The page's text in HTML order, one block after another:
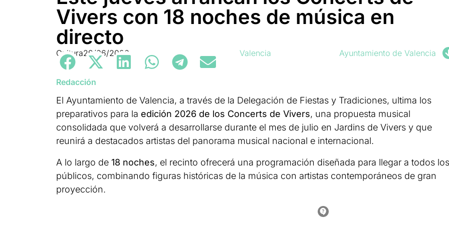
Vivers con 18 noches de música en
directo
Cultura29/06/2026 Valencia Ayuntamiento de Valencia
Redacción
El Ayuntamiento de Valencia, a través de la Delegación de Fiestas y Tradiciones, ultima los
preparativos para la edición 2026 de los Concerts de Vivers, una propuesta musical
consolidada que volverá a desarrollarse durante el mes de julio en Jardins de Vivers y que
reunirá a destacados artistas del panorama musical nacional e internacional.
A lo largo de 18 noches, el recinto ofrecerá una programación diseñada para llegar a todos los
públicos, combinando figuras históricas de la música con artistas contemporáneos de gran
proyección.